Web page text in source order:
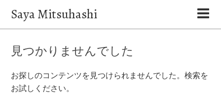
Saya Mitsuhashi
見つかりませんでした
お探しのコンテンツを見つけられませんでした。検索を
お試しください。